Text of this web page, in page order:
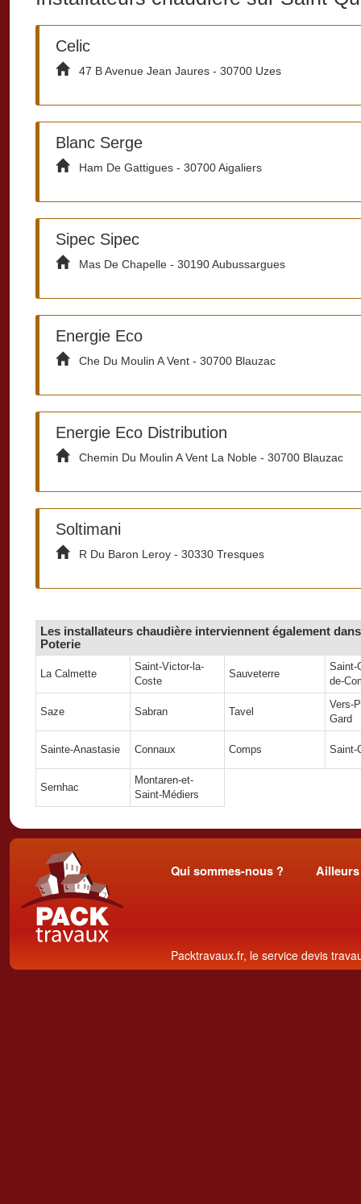
Celic
47 B Avenue Jean Jaures - 30700 Uzes
Blanc Serge
Ham De Gattigues - 30700 Aigaliers
Sipec Sipec
Mas De Chapelle - 30190 Aubussargues
Energie Eco
Che Du Moulin A Vent - 30700 Blauzac
Energie Eco Distribution
Chemin Du Moulin A Vent La Noble - 30700 Blauzac
Soltimani
R Du Baron Leroy - 30330 Tresques
Les installateurs chaudière interviennent également
Poterie
La Calmette
Saint-Victor-la-
Coste
Sauveterre
Saint-
de-
Saze Sabran Tavel
Vers-
Gard
Sainte-Anastasie Connaux Comps Saint-
Sernhac
Montaren-et-
Saint-Médiers
Qui sommes-nous ?
Packtravaux.fr, le service devis